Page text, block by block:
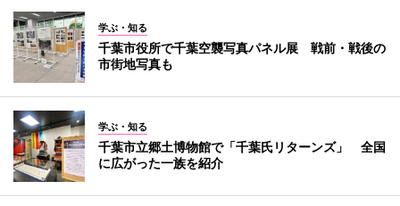
学ぶ・知る
千葉市役所で千葉空襲写真パネル展 戦前・戦後の
市街地写真も
学ぶ・知る
千葉市立郷土博物館で「千葉氏リターンズ」 全国
に広がった一族を紹介